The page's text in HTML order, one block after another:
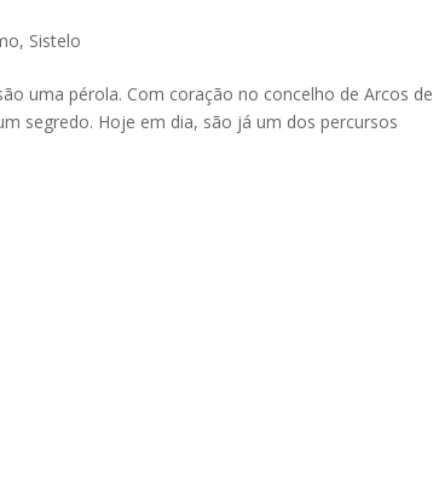
, Sistelo
uma pérola. Com coração no concelho de Arcos de
segredo. Hoje em dia, são já um dos percursos